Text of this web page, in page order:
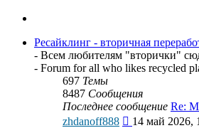
Ресайклинг - вторичная
- Всем любителям "вторички"
- Forum for all who likes recycled
697 Темы
8487 Сообщения
Последнее сообщение Re:
zhdanoff888
Перейти
14 май 2026,